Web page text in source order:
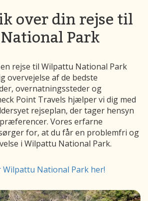
over din rejse til
Park
rejse til Wilpattu National Park
overvejelse af de bedste
overnatningssteder og
Point Travels hjælper vi dig med
rejseplan, der tager hensyn
Vores erfarne
for, at du får en problemfri og
i Wilpattu National Park.
Wilpattu National Park her!